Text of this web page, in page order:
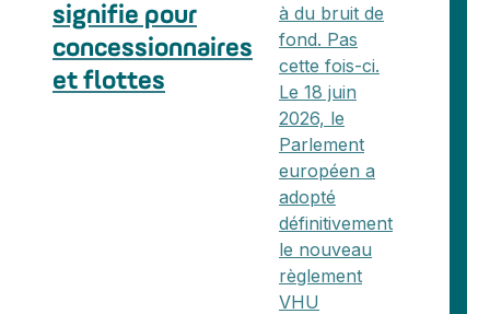
signifie pour
concessionnaires
et flottes
à du bruit de
fond. Pas
cette fois-ci.
Le 18 juin
2026, le
Parlement
européen a
adopté
définitivement
le nouveau
règlement
VHU